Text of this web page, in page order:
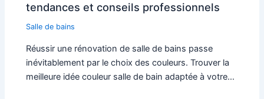
tendances et conseils professionnels
Salle de bains
Réussir une rénovation de salle de bains passe
inévitablement par le choix des couleurs. Trouver la
meilleure idée couleur salle de bain adaptée à votre…